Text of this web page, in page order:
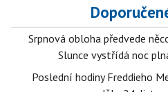
Srpnová obloha předvede
Slunce vystřídá noc
Poslední hodiny Freddieho